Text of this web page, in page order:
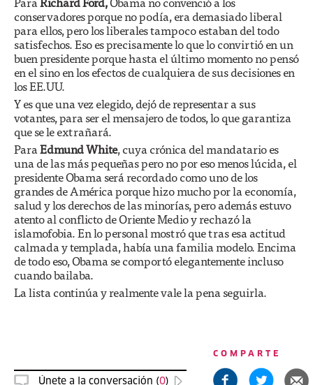
conservadores porque no podía, era demasiado liberal
para ellos, pero los liberales tampoco estaban del todo
satisfechos. Eso es precisamente lo que lo convirtió en un
buen presidente porque hasta el último momento no pensó
en el sino en los efectos de cualquiera de sus decisiones en
los EE.UU.
Y es que una vez elegido, dejó de representar a sus
votantes, para ser el mensajero de todos, lo que garantiza
que se le extrañará.
ParaEdmund White, cuya crónica del mandatario es
una de las más pequeñas pero no por eso menos lúcida, el
presidente Obama será recordado como uno de los
grandes de América porque hizo mucho por la economía,
salud y los derechos de las minorías, pero además estuvo
atento al conflicto de Oriente Medio y rechazó la
islamofobia. En lo personal mostró que tras esa actitud
calmada y templada, había una familia modelo. Encima
de todo eso, Obama se comportó elegantemente incluso
cuando bailaba.
La lista continúa y realmente vale la pena seguirla.
Únete a la conversación (0)
COMPARTE